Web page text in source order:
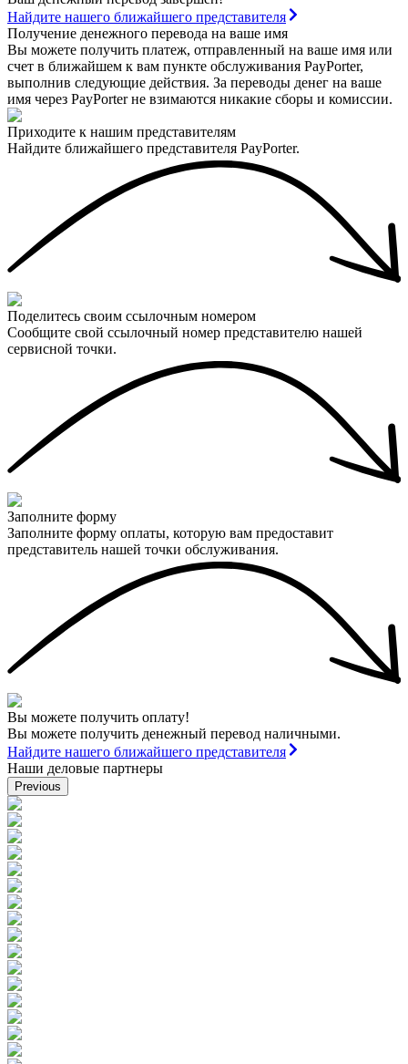
Найдите нашего ближайшего представителя
Получение денежного перевода на ваше имя
Вы можете получить платеж, отправленный на ваше имя или
счет в ближайшем к вам пункте обслуживания PayPorter,
выполнив следующие действия. За переводы денег на ваше
имя через PayPorter не взимаются никакие сборы и комиссии.
Приходите к нашим представителям
Найдите ближайшего представителя PayPorter.
Поделитесь своим ссылочным номером
Сообщите свой ссылочный номер представителю нашей
сервисной точки.
Заполните форму
Заполните форму оплаты, которую вам предоставит
представитель нашей точки обслуживания.
Вы можете получить оплату!
Вы можете получить денежный перевод наличными.
Найдите нашего ближайшего представителя
Наши деловые партнеры
Previous